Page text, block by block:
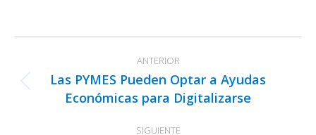
Facebook
X
LinkedIn
entre
publicaciones
ANTERIOR
Publicación
anterior:
Las PYMES Pueden Optar a Ayudas
Económicas para Digitalizarse
SIGUIENTE